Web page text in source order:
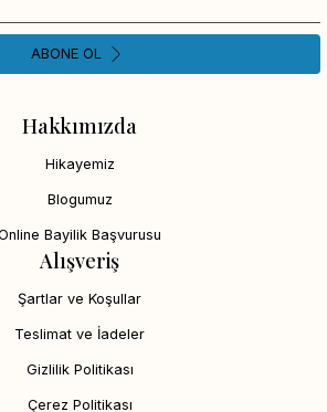
Hakkımızda
Hikayemiz
Blogumuz
Bayilik Başvurusu
Alışveriş
Şartlar ve Koşullar
Teslimat ve İadeler
Gizlilik Politikası
Çerez Politikası
ABONE OL